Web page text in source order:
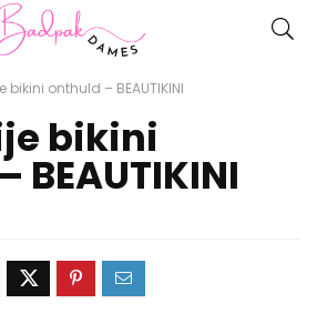
bikini onthuld – BEAUTIKINI
bikini
BEAUTIKINI